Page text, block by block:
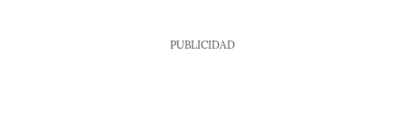
PUBLICIDAD